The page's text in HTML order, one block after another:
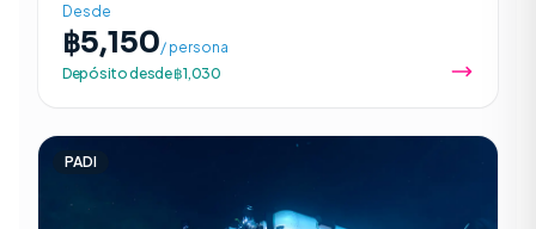
Desde
฿5,150/ persona
Depósito desde ฿1,030
PADI